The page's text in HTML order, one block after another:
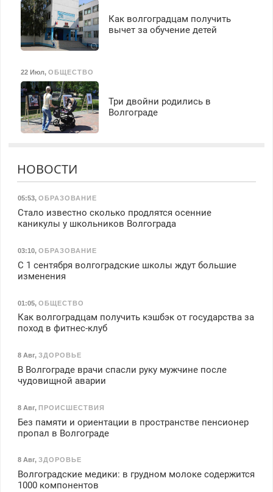
Как волгоградцам получить
вычет за обучение детей
22 Июл, ОБЩЕСТВО
Три двойни родились в
Волгограде
НОВОСТИ
05:53, ОБРАЗОВАНИЕ
Стало известно сколько продлятся осенние
каникулы у школьников Волгограда
03:10, ОБРАЗОВАНИЕ
С 1 сентября волгоградские школы ждут большие
изменения
01:05, ОБЩЕСТВО
Как волгоградцам получить кэшбэк от государства за
поход в фитнес-клуб
8 Авг, ЗДОРОВЬЕ
В Волгограде врачи спасли руку мужчине после
чудовищной аварии
8 Авг, ПРОИСШЕСТВИЯ
Без памяти и ориентации в пространстве пенсионер
пропал в Волгограде
8 Авг, ЗДОРОВЬЕ
Волгоградские медики: в грудном молоке содержится
1000 компонентов